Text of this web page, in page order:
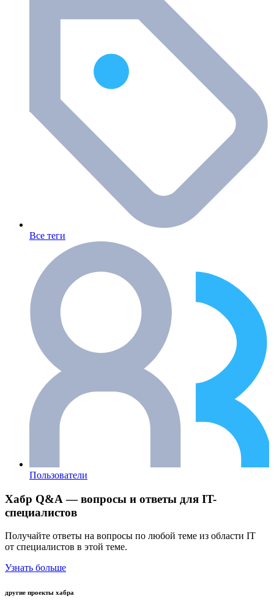
Все теги
Пользователи
Хабр Q&A — вопросы и ответы для IT-
специалистов
Получайте ответы на вопросы по любой теме из области IT
от специалистов в этой теме.
Узнать больше
другие проекты хабра